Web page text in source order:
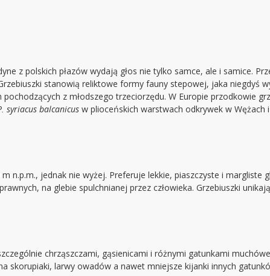
z polskich płazów wydają głos nie tylko samce, ale i samice.
stanowią reliktowe formy fauny stepowej, jaka niegdyś
z młodszego trzeciorzędu. W Europie przodkowie
syriacus balcanicus w plioceńskich warstwach odkrywek w Wężach
n.p.m., jednak nie wyżej. Preferuje lekkie, piaszczyste i margliste
na glebie spulchnianej przez człowieka. Grzebiuszki
chrząszczami, gąsienicami i różnymi gatunkami
larwy owadów a nawet mniejsze kijanki innych